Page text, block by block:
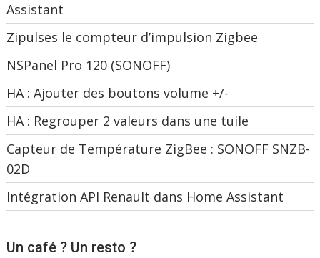
Assistant
Zipulses le compteur d’impulsion Zigbee
NSPanel Pro 120 (SONOFF)
HA : Ajouter des boutons volume +/-
HA : Regrouper 2 valeurs dans une tuile
Capteur de Température ZigBee : SONOFF SNZB-
02D
Intégration API Renault dans Home Assistant
Un café ? Un resto ?